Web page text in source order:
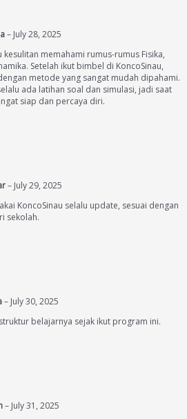
– July 28, 2025
kesulitan memahami rumus-rumus Fisika,
Setelah ikut bimbel di KoncoSinau,
metode yang sangat mudah dipahami.
ada latihan soal dan simulasi, jadi saat
siap dan percaya diri.
– July 29, 2025
KoncoSinau selalu update, sesuai dengan
sekolah.
– July 30, 2025
belajarnya sejak ikut program ini.
– July 31, 2025